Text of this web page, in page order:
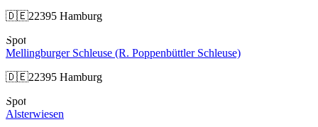
🇩🇪22395 Hamburg
Spot
Mellingburger Schleuse (R. Poppenbüttler Schleuse)
🇩🇪22395 Hamburg
Spot
Alsterwiesen